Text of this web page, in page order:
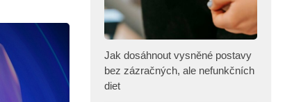
Jak dosáhnout vysněné postavy
bez zázračných, ale nefunkčních
diet